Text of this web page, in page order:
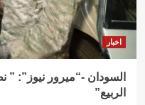
اخبار
السودان -“ميرور نيوز”:
الربيع”